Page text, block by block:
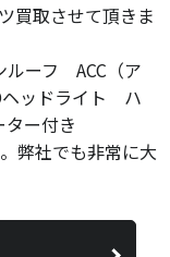
買取させて頂きま
ーフ ACC（ア
ヘッドライト ハ
ー付き
弊社でも非常に大